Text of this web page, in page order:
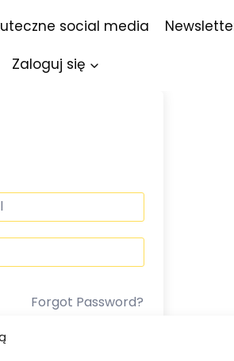
social media
Zaloguj się
Forgot Password?